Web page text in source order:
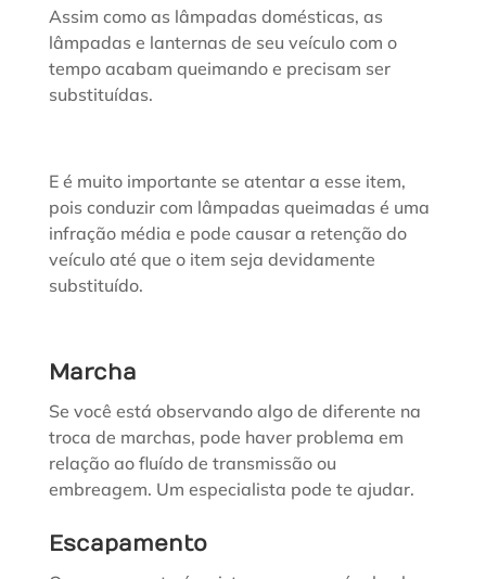
Assim como as lâmpadas domésticas, as
lâmpadas e lanternas de seu veículo com o
tempo acabam queimando e precisam ser
substituídas.
E é muito importante se atentar a esse item,
pois conduzir com lâmpadas queimadas é uma
infração média e pode causar a retenção do
veículo até que o item seja devidamente
substituído.
Marcha
Se você está observando algo de diferente na
troca de marchas, pode haver problema em
relação ao fluído de transmissão ou
embreagem. Um especialista pode te ajudar.
Escapamento